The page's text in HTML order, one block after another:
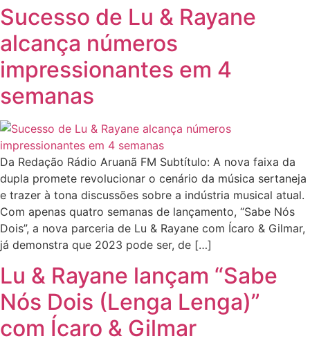
Sucesso de Lu & Rayane
alcança números
impressionantes em 4
semanas
Da Redação Rádio Aruanã FM Subtítulo: A nova faixa da
dupla promete revolucionar o cenário da música sertaneja
e trazer à tona discussões sobre a indústria musical atual.
Com apenas quatro semanas de lançamento, “Sabe Nós
Dois”, a nova parceria de Lu & Rayane com Ícaro & Gilmar,
já demonstra que 2023 pode ser, de […]
Lu & Rayane lançam “Sabe
Nós Dois (Lenga Lenga)”
com Ícaro & Gilmar